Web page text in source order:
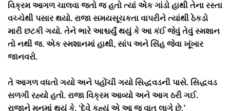
વિક્રમ આગળ ચાલવા જતો જ હતો ત્યાં એક ગાંડો હાથી તેના રસ્તા
વચ્ચેથી પસાર થયો. રાજા સમયસૂચકતા વાપરીને ત્યાંથી ઠેકડો
મારી છટકી ગયો. તેને ભારે આશ્ચર્યું થયું કે આ કંઈ જેવું તેવું સ્મશાન
તો નથી જ. એક સ્મશાનમાં હાથી, સાંપ અને સિંહ જેવા ખૂંખાર
જાનવરો.
તે આગળ વધતો ગયો અને પહોંચી ગયો સિદ્ધવડની પાસે. સિદ્ધવડ
સળગી રહ્યો હતો. રાજા વિક્રમ આવ્યો અને આગ ઠરી ગઈ.
રાજાને મનમાં થયું કે, ‘દેવે કહ્યું એ આ જ વાત લાગે છે.’